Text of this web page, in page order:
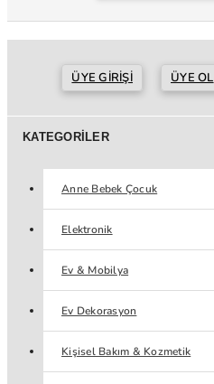
ÜYE GIRIŞI ÜYE OL
KATEGORILER
Anne Bebek Çocuk
Elektronik
Ev & Mobilya
Ev Dekorasyon
Kişisel Bakım & Kozmetik